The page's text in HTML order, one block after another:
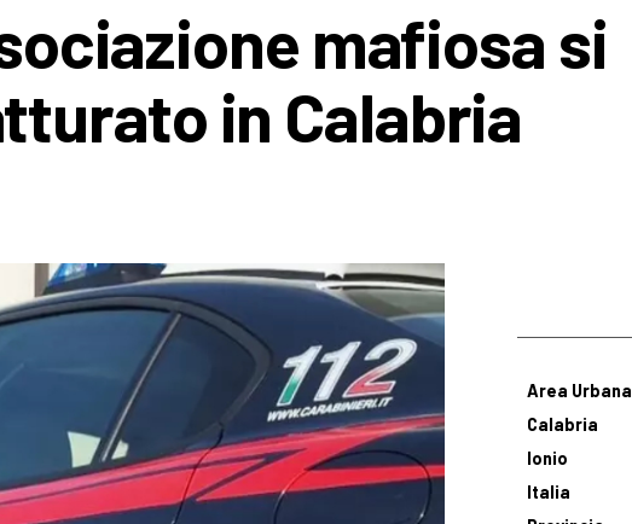
mafiosa si
in Calabria
Area Urbana
Calabria
Ionio
Italia